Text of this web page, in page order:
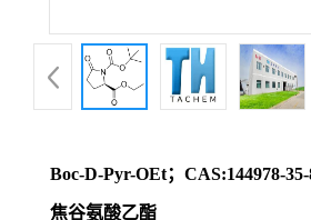
Boc-D-Pyr-OEt；CAS:144978-
焦谷氨酸乙酯